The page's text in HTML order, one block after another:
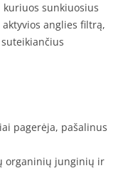
sunkiuosius
anglies filtrą,
pagerėja, pašalinus
organinių junginių ir